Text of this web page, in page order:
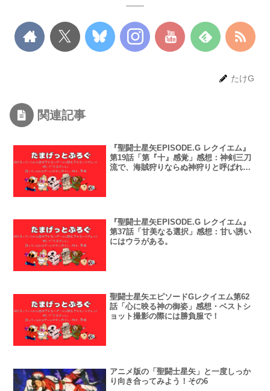
たけG
関連記事
『聖闘士星矢EPISODE.G レクイエム』
第19話「第『十』感覚」感想：神剣三刀
流で、海賊狩りならぬ神狩りと呼ばれる
『聖闘士星矢EPISODE.G レクイエム』
第37話「甘美なる選択」感想：甘い誘い
にはウラがある。
聖闘士星矢エピソードGレクイエム第62
話「心に映る神の御姿」感想・ベストシ
ョット撮影の際には勝負服で！
アニメ版の「聖闘士星矢」と一度しっか
り向き合ってみよう！その6